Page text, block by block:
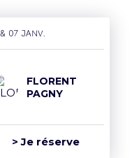
& 07 janv.
FLORENT
PAGNY
> Je réserve